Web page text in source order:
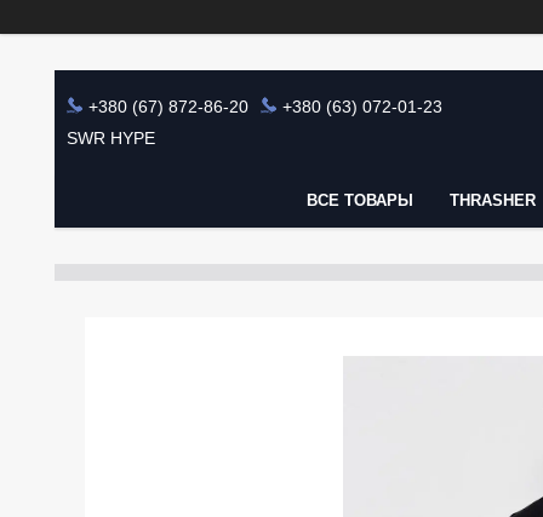
+380 (67) 872-86-20
+380 (63) 072-01-23
SWR HYPE
ВСЕ ТОВАРЫ THRASHER